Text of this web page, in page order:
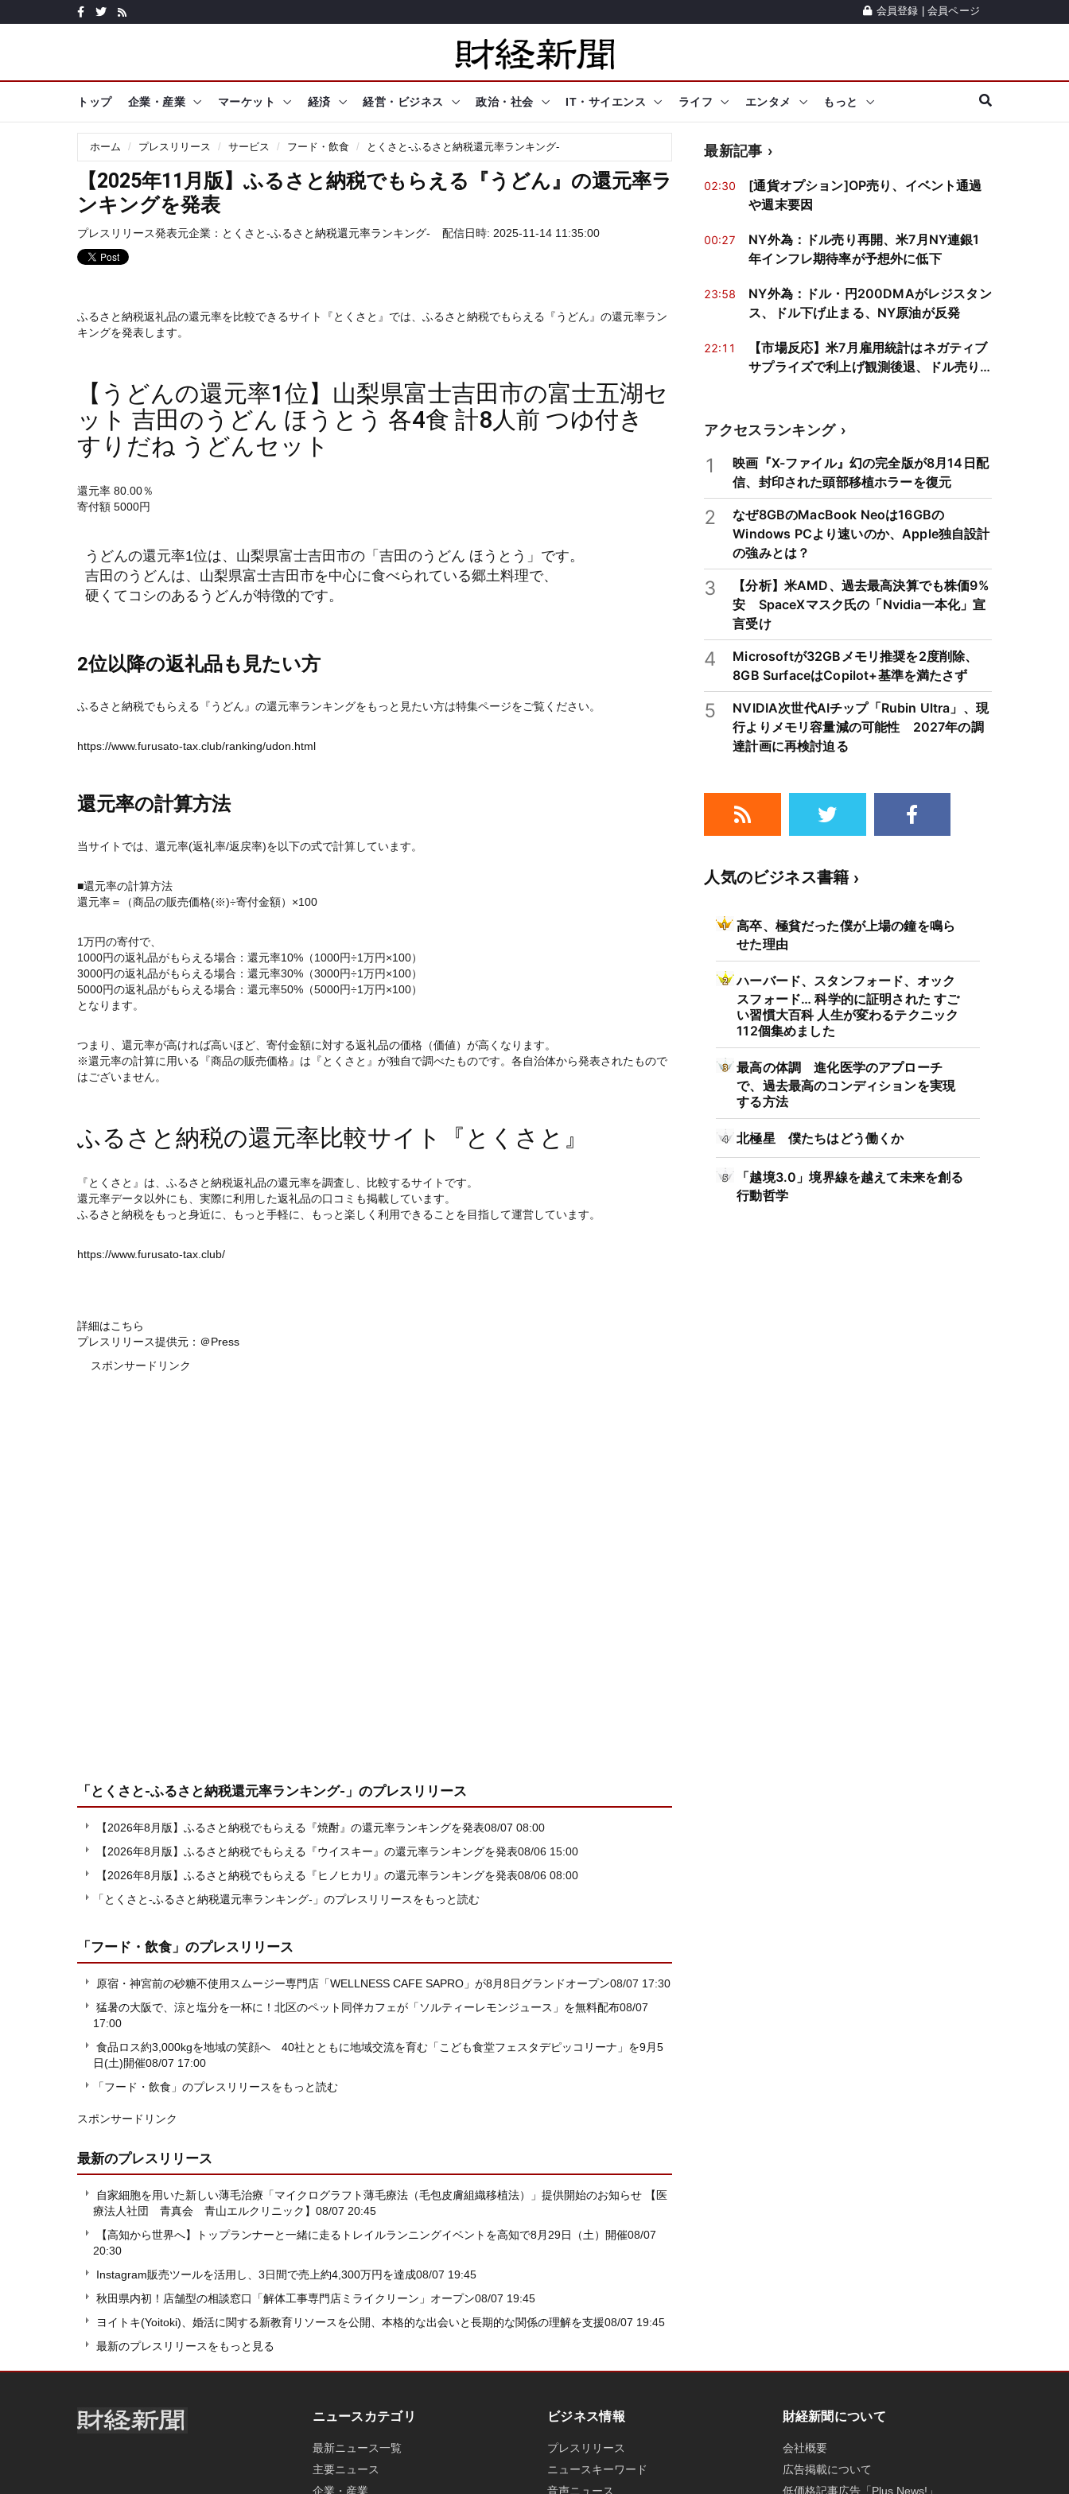
会員登録 会員ページ
トップ 企業・産業 マーケット 経済 経営・ビジネス 政治・社会 IT・サイエンス ライフ エンタメ もっと
ホーム プレスリリース サービス フード・飲食 とくさと-ふるさと納税還元率ランキング-
【2025年11月版】ふるさと納税でもらえる『うどん』の還元率ラ
ンキングを発表
プレスリリース発表元企業： とくさと-ふるさと納税還元率ランキング- 配信日時: 2025-11-14 11:35:00
ふるさと納税返礼品の還元率を比較できるサイト『とくさと』では、ふるさと納税でもらえる『うどん』の還元率ラン
キングを発表します。
【うどんの還元率1位】山梨県富士吉田市の富士五湖セ
ット 吉田のうどん ほうとう 各4食 計8人前 つゆ付き
すりだね うどんセット
還元率 80.00％
寄付額 5000円
うどんの還元率1位は、山梨県富士吉田市の「吉田のうどん ほうとう」です。
吉田のうどんは、山梨県富士吉田市を中心に食べられている郷土料理で、
硬くてコシのあるうどんが特徴的です。
2位以降の返礼品も見たい方
ふるさと納税でもらえる『うどん』の還元率ランキングをもっと見たい方は特集ページをご覧ください。
https://www.furusato-tax.club/ranking/udon.html
還元率の計算方法
当サイトでは、還元率(返礼率/返戻率)を以下の式で計算しています。
■還元率の計算方法
還元率＝（商品の販売価格(※)÷寄付金額）×100
1万円の寄付で、
1000円の返礼品がもらえる場合：還元率10%（1000円÷1万円×100）
3000円の返礼品がもらえる場合：還元率30%（3000円÷1万円×100）
5000円の返礼品がもらえる場合：還元率50%（5000円÷1万円×100）
となります。
つまり、還元率が高ければ高いほど、寄付金額に対する返礼品の価格（価値）が高くなります。
※還元率の計算に用いる『商品の販売価格』は『とくさと』が独自で調べたものです。各自治体から発表されたもので
はございません。
ふるさと納税の還元率比較サイト『とくさと』
『とくさと』は、ふるさと納税返礼品の還元率を調査し、比較するサイトです。
還元率データ以外にも、実際に利用した返礼品の口コミも掲載しています。
ふるさと納税をもっと身近に、もっと手軽に、もっと楽しく利用できることを目指して運営しています。
https://www.furusato-tax.club/
詳細はこちら
プレスリリース提供元：＠Press
スポンサードリンク
「とくさと-ふるさと納税還元率ランキング-」 のプレスリリース
【2026年8月版】ふるさと納税でもらえる『焼酎』の還元率ランキングを発表08/07 08:00
【2026年8月版】ふるさと納税でもらえる『ウイスキー』の還元率ランキングを発表08/06 15:00
【2026年8月版】ふるさと納税でもらえる『ヒノヒカリ』の還元率ランキングを発表08/06 08:00
「とくさと-ふるさと納税還元率ランキング-」のプレスリリースをもっと読む
「フード・飲食」 のプレスリリース
原宿・神宮前の砂糖不使用スムージー専門店「WELLNESS CAFE SAPRO」が8月8日グランドオープン08/07 17:30
猛暑の大阪で、涼と塩分を一杯に！北区のペット同伴カフェが「ソルティーレモンジュース」を無料配布08/07
17:00
食品ロス約3,000kgを地域の笑顔へ 40社とともに地域交流を育む「こども食堂フェスタデピッコリーナ」を9月5
日(土)開催08/07 17:00
「フード・飲食」のプレスリリースをもっと読む
スポンサードリンク
最新のプレスリリース
自家細胞を用いた新しい薄毛治療「マイクログラフト薄毛療法（毛包皮膚組織移植法）」提供開始のお知らせ 【医
療法人社団 青真会 青山エルクリニック】 08/07 20:45
【高知から世界へ】トップランナーと一緒に走るトレイルランニングイベントを高知で8月29日（土）開催08/07
20:30
Instagram販売ツールを活用し、3日間で売上約4,300万円を達成08/07 19:45
秋田県内初！店舗型の相談窓口「解体工事専門店ミライクリーン」オープン08/07 19:45
ヨイトキ(Yoitoki)、婚活に関する新教育リソースを公開、本格的な出会いと長期的な関係の理解を支援08/07 19:45
最新のプレスリリースをもっと見る
最新記事
02:30
[通貨オプション]OP売り、イベント通過
や週末要因
00:27
NY外為：ドル売り再開、米7月NY連銀1
年インフレ期待率が予想外に低下
23:58
NY外為：ドル・円200DMAがレジスタン
ス、ドル下げ止まる、NY原油が反発
22:11
【市場反応】米7月雇用統計はネガティブ
サプライズで利上げ観測後退、ドル売り
アクセスランキング
1
映画『X-ファイル』幻の完全版が8月14日配
信、封印された頭部移植ホラーを復元
2
なぜ8GBのMacBook Neoは16GBの
Windows PCより速いのか、Apple独自設計
の強みとは？
3
【分析】米AMD、過去最高決算でも株価9%
安 SpaceXマスク氏の「Nvidia一本化」宣
言受け
4
Microsoftが32GBメモリ推奨を2度削除、
8GB SurfaceはCopilot+基準を満たさず
5
NVIDIA次世代AIチップ「Rubin Ultra」、現
行よりメモリ容量減の可能性 2027年の調
達計画に再検討迫る
人気のビジネス書籍
高卒、極貧だった僕が上場の鐘を鳴ら
せた理由
ハーバード、スタンフォード、オック
スフォード… 科学的に証明された すご
い習慣大百科 人生が変わるテクニック
112個集めました
最高の体調 進化医学のアプローチ
で、過去最高のコンディションを実現
する方法
北極星 僕たちはどう働くか
「越境3.0」境界線を越えて未来を創る
行動哲学
ニュースカテゴリ
最新ニュース一覧
主要ニュース
企業・産業
ビジネス情報
プレスリリース
ニュースキーワード
音声ニュース
財経新聞について
会社概要
広告掲載について
低価格記事広告「Plus News!」